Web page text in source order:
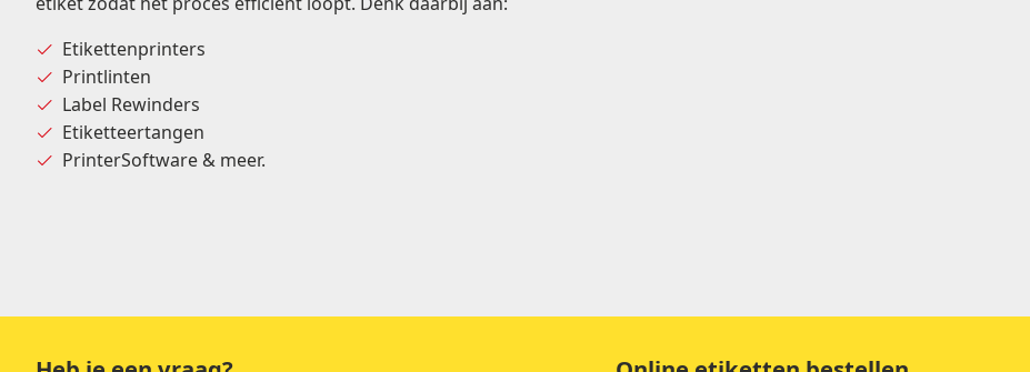
Etikettenprinters
Printlinten
Label Rewinders
Etiketteertangen
PrinterSoftware & meer.